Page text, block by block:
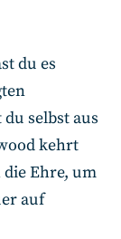
du es
selbst aus
kehrt
Ehre, um
auf